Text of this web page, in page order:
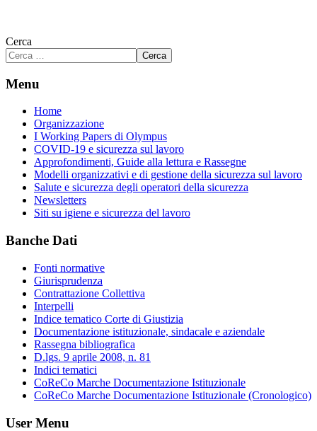
Cerca
Cerca
Menu
Home
Organizzazione
I Working Papers di Olympus
COVID-19 e sicurezza sul lavoro
Approfondimenti, Guide alla lettura e Rassegne
Modelli organizzativi e di gestione della sicurezza sul lavoro
Salute e sicurezza degli operatori della sicurezza
Newsletters
Siti su igiene e sicurezza del lavoro
Banche Dati
Fonti normative
Giurisprudenza
Contrattazione Collettiva
Interpelli
Indice tematico Corte di Giustizia
Documentazione istituzionale, sindacale e aziendale
Rassegna bibliografica
D.lgs. 9 aprile 2008, n. 81
Indici tematici
CoReCo Marche Documentazione Istituzionale
CoReCo Marche Documentazione Istituzionale (Cronologico)
User Menu